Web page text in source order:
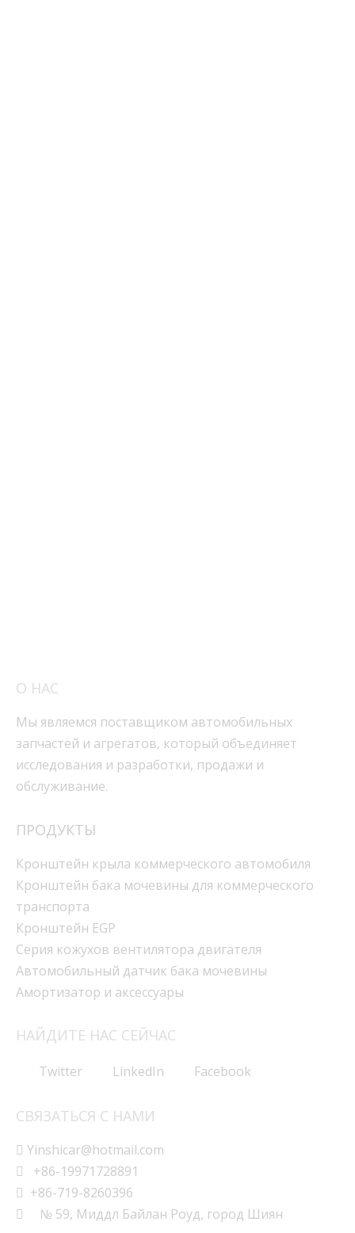
О НАС
Мы являемся поставщиком автомобильных
запчастей и агрегатов, который объединяет
исследования и разработки, продажи и
обслуживание.
ПРОДУКТЫ
Кронштейн крыла коммерческого автомобиля
Кронштейн бака мочевины для коммерческого
транспорта
Кронштейн EGP
Серия кожухов вентилятора двигателя
Автомобильный датчик бака мочевины
Амортизатор и аксессуары
НАЙДИТЕ НАС СЕЙЧАС
Twitter LinkedIn Facebook
СВЯЗАТЬСЯ С НАМИ
 Yinshicar@hotmail.com

+86-19971728891
 +86-719-8260396

№ 59, Миддл Байлан Роуд, город Шиян